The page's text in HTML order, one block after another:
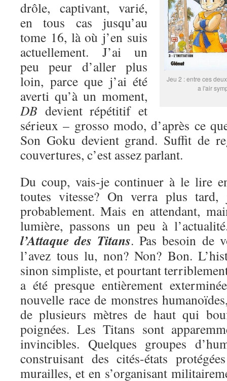
Jeu 2 : entre ces
a l'air
drôle, captivant, varié,
en tous cas jusqu’au
tome 16, là où j’en suis
actuellement. J’ai un
peu peur d’aller plus
loin, parce que j’ai été
averti qu’à un moment,
DB devient répétitif et
sérieux – grosso modo, d’après ce
Son Goku devient grand. Suffit de
couvertures, c’est assez parlant.
Du coup, vais-je continuer à le lire
toutes vitesse? On verra plus
probablement. Mais en attendant,
lumière, passons un peu à
l’Attaque des Titans. Pas besoin de
l’avez tous lu, non? Non? Bon.
sinon simpliste, et pourtant
a été presque entièrement
nouvelle race de monstres
de plusieurs mètres de haut qui
poignées. Les Titans sont
invincibles. Quelques groupes
construisant des cités-états
murailles, et en s’organisant